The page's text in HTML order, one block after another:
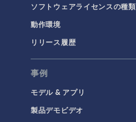
ソフトウェアライセンスの種類
動作環境
リリース履歴
事例
モデル & アプリ
製品デモビデオ